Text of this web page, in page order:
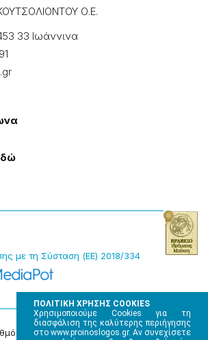
ΠΟΛΙΤΙΚΗ ΧΡΗΣΗΣ COOKIES
Χρησιμοποιούμε Cookies για τη
διασφάλιση της καλύτερης περιήγησης
στο www.proinoslogos.gr. Αν συνεχίσετε
ΚΟΥΤΣΟΛΙΟΝΤΟΥ Ο.Ε.
33 Ιωάννɩνα
με τη Σύσταση (ΕΕ) 2018/334
Πɩστοποίησης Μ.Η.Τ. 220242